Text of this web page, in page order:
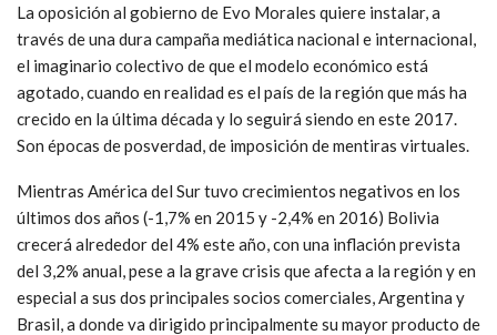
La oposición al gobierno de Evo Morales quiere instalar, a
través de una dura campaña mediática nacional e internacional,
el imaginario colectivo de que el modelo económico está
agotado, cuando en realidad es el país de la región que más ha
crecido en la última década y lo seguirá siendo en este 2017.
Son épocas de posverdad, de imposición de mentiras virtuales.
Mientras América del Sur tuvo crecimientos negativos en los
últimos dos años (-1,7% en 2015 y -2,4% en 2016) Bolivia
crecerá alrededor del 4% este año, con una inflación prevista
del 3,2% anual, pese a la grave crisis que afecta a la región y en
especial a sus dos principales socios comerciales, Argentina y
Brasil, a donde va dirigido principalmente su mayor producto de